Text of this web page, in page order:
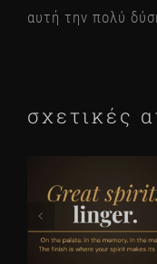
αυτή την πολύ
σχετικές